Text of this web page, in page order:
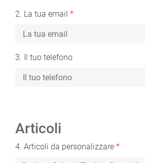
2. La tua email *
3. Il tuo telefono
Articoli
4. Articoli da personalizzare *